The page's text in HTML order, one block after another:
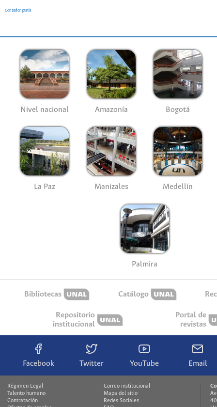
Contador gratis
Nivel nacional Amazonía Bogotá
La Paz Manizales Medellín
Palmira
Bibliotecas Catálogo
Repositorio
institucional
Portal de
revistas
Facebook Twitter YouTube Email
Régimen Legal
Talento humano
Contratación
Correo institucional
Mapa del sitio
Redes Sociales